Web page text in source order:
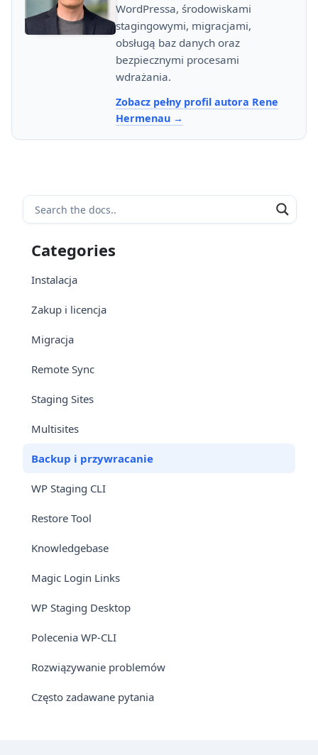
WordPressa, środowiskami
stagingowymi, migracjami,
obsługą baz danych oraz
bezpiecznymi procesami
wdrażania.
Zobacz pełny profil autora Rene
Hermenau
Categories
Instalacja
Zakup i licencja
Migracja
Remote Sync
Staging Sites
Multisites
Backup i przywracanie
WP Staging CLI
Restore Tool
Knowledgebase
Magic Login Links
WP Staging Desktop
Polecenia WP-CLI
Rozwiązywanie problemów
Często zadawane pytania